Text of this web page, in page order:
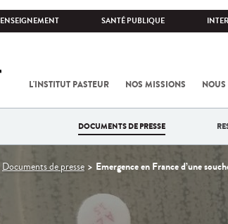
ENSEIGNEMENT SANTÉ PUBLIQUE
L'INSTITUT PASTEUR NOS MISSIONS
DOCUMENTS DE PRESSE
Documents de presse Emergence en France d’une